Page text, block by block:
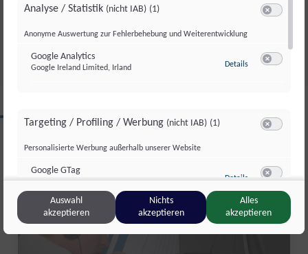
JULI 2026
Fr., 31. Juli. 2026 // 281
CLIPS AUS DIESER REGION
Salzburg Magazin
Analyse / Statistik (nicht IAB) (1)
Anonyme Auswertung zur Fehlerbehebung und Weiterentwicklung
Google Analytics
Google Ireland Limited, Irland Details zu Google
Targeting / Profiling / Werbung (nicht IAB) (1)
Personalisierte Werbung außerhalb unserer Website
Google GTag
Google Ireland Limited, Irland Details zu Google GTag
Switch zum
Sonstige Inhalte(nicht IAB) (2)
Auswahl
akzeptieren
Nichts
akzeptieren
Alles
akzeptieren